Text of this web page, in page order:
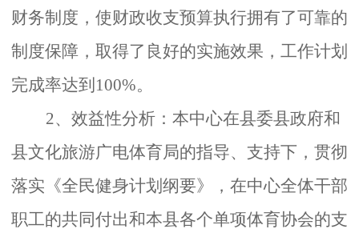
财务制度，使财政收支预算执行拥有了可靠的
制度保障，取得了良好的实施效果，工作计划
完成率达到100%。
2、效益性分析：本中心在县委县政府和
县文化旅游广电体育局的指导、支持下，贯彻
落实《全民健身计划纲要》，在中心全体干部
职工的共同付出和本县各个单项体育协会的支